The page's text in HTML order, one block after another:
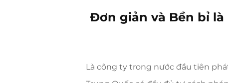
Đơn giản và Bền bỉ là
Là công ty trong nước đầu tiên